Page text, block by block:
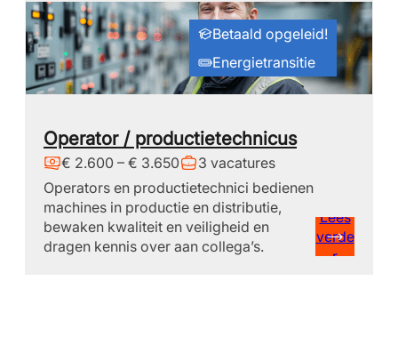
Betaald opgeleid!
Energietransitie
Operator / productietechnicus
€ 2.600 – € 3.650
3 vacatures
Operators en productietechnici bedienen
machines in productie en distributie,
bewaken kwaliteit en veiligheid en
dragen kennis over aan collega’s.
Lees
verde
r